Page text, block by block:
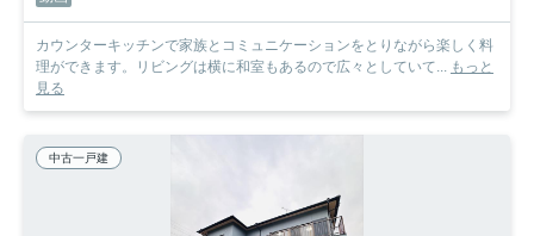
カウンターキッチンで家族とコミュニケーションをとりながら楽しく料
理ができます。リビングは横に和室もあるので広々としていて... もっと
見る
中古一戸建